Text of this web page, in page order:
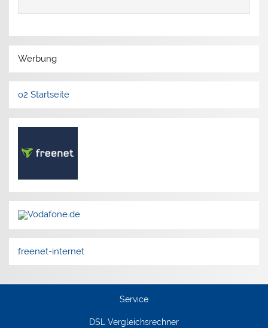
Werbung
o2 Startseite
freenet-internet
Service
DSL Vergleichsrechner